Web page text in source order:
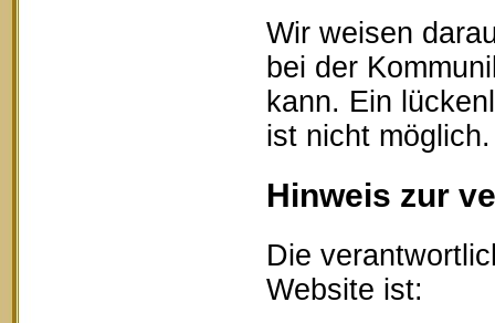
Wir weisen
bei der
kann. Ein
ist nicht möglich.
Hinweis zur
Die
Website ist: